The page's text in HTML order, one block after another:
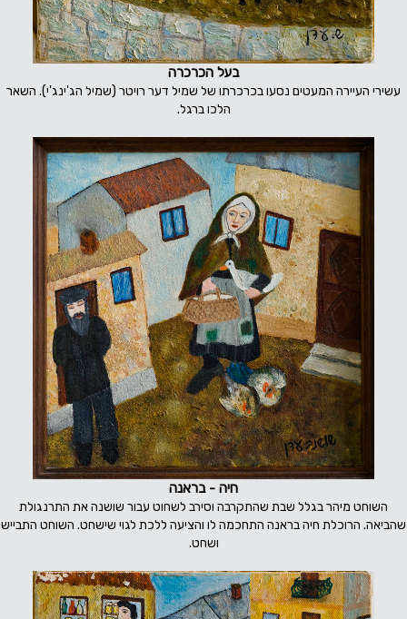
בעל הכרכרה
עשירי העיירה המעטים נסעו בכרכרתו של שמיל דער רויטר (שמיל הג'ינג'י). השאר
הלכו ברגל.
חיה - בראנה
השוחט מיהר בגלל שבת שהתקרבה וסירב לשחוט עבור שושנה את התרנגולת
שהביאה. הרוכלת חיה בראנה התחכמה לו והציעה ללכת לגוי שישחט. השוחט התבייש
ושחט.